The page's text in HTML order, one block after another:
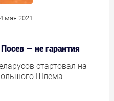
мая 2021
— не гарантия
стартовал на
Шлема.